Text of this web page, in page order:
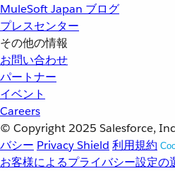
MuleSoft Japan ブログ
プレスセンター
その他の情報
お問い合わせ
パートナー
イベント
Careers
© Copyright 2025 Salesforce,
バシー Privacy Shield 利用規約
お客様によるプライバシー設定の